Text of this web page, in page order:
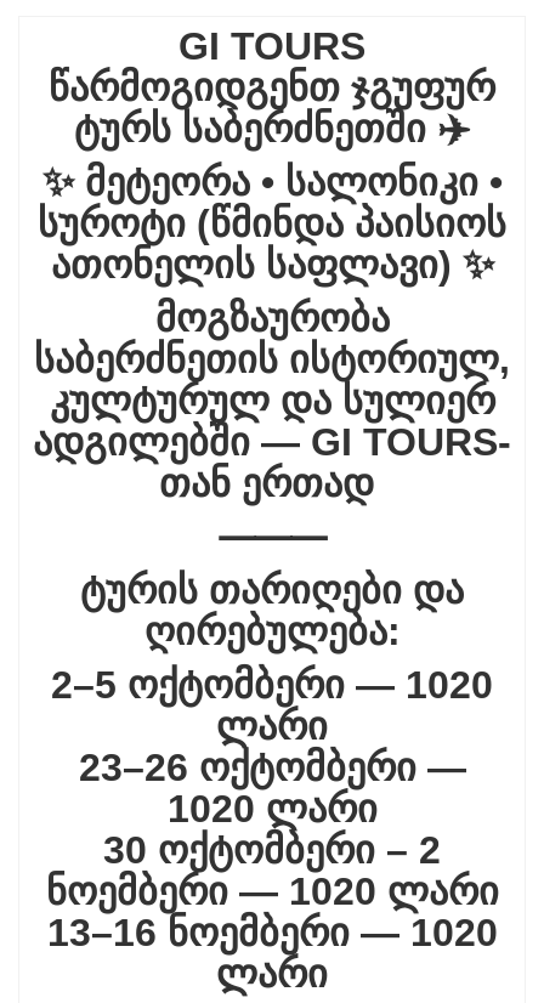
GI TOURS
წარმოგიდგენთ ჯგუფურ
ტურს საბერძნეთში ✈️
✨ მეტეორა • სალონიკი •
სუროტი (წმინდა პაისიოს
ათონელის საფლავი) ✨
მოგზაურობა
საბერძნეთის ისტორიულ,
კულტურულ და სულიერ
ადგილებში — GI TOURS-
თან ერთად
⸻
ტურის თარიღები და
ღირებულება:
2–5 ოქტომბერი — 1020
ლარი
23–26 ოქტომბერი —
1020 ლარი
30 ოქტომბერი – 2
ნოემბერი — 1020 ლარი
13–16 ნოემბერი — 1020
ლარი